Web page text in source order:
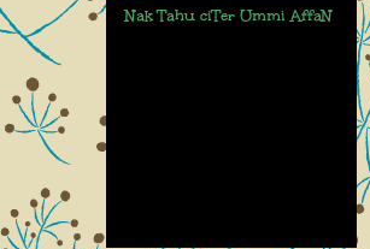
Nak Tahu ciTer Ummi AffaN